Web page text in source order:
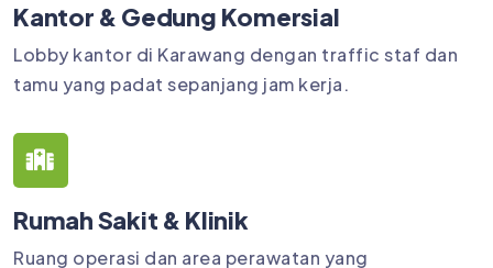
Kantor & Gedung Komersial
Lobby kantor di Karawang dengan traffic staf dan
tamu yang padat sepanjang jam kerja.
Rumah Sakit & Klinik
Ruang operasi dan area perawatan yang